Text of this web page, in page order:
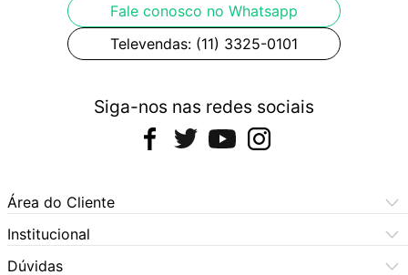
Fale conosco no Whatsapp
Televendas: (11) 3325-0101
Siga-nos nas redes sociais
Área do Cliente
Meus Pedidos
Meus Dados
Institucional
Central de Atendimento
Dúvidas